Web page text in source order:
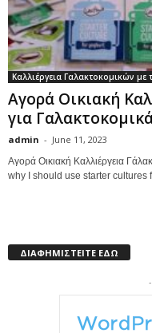
Καλλιέργεια Γαλακτοκομικών με
Αγορά Οικιακή
για
admin - June 11, 2023
Αγορά Οικιακή Καλλιέργεια
why I should use starter cultures
ΔΙΑΦΗΜΙΣΤΕΙΤΕ ΕΔΩ